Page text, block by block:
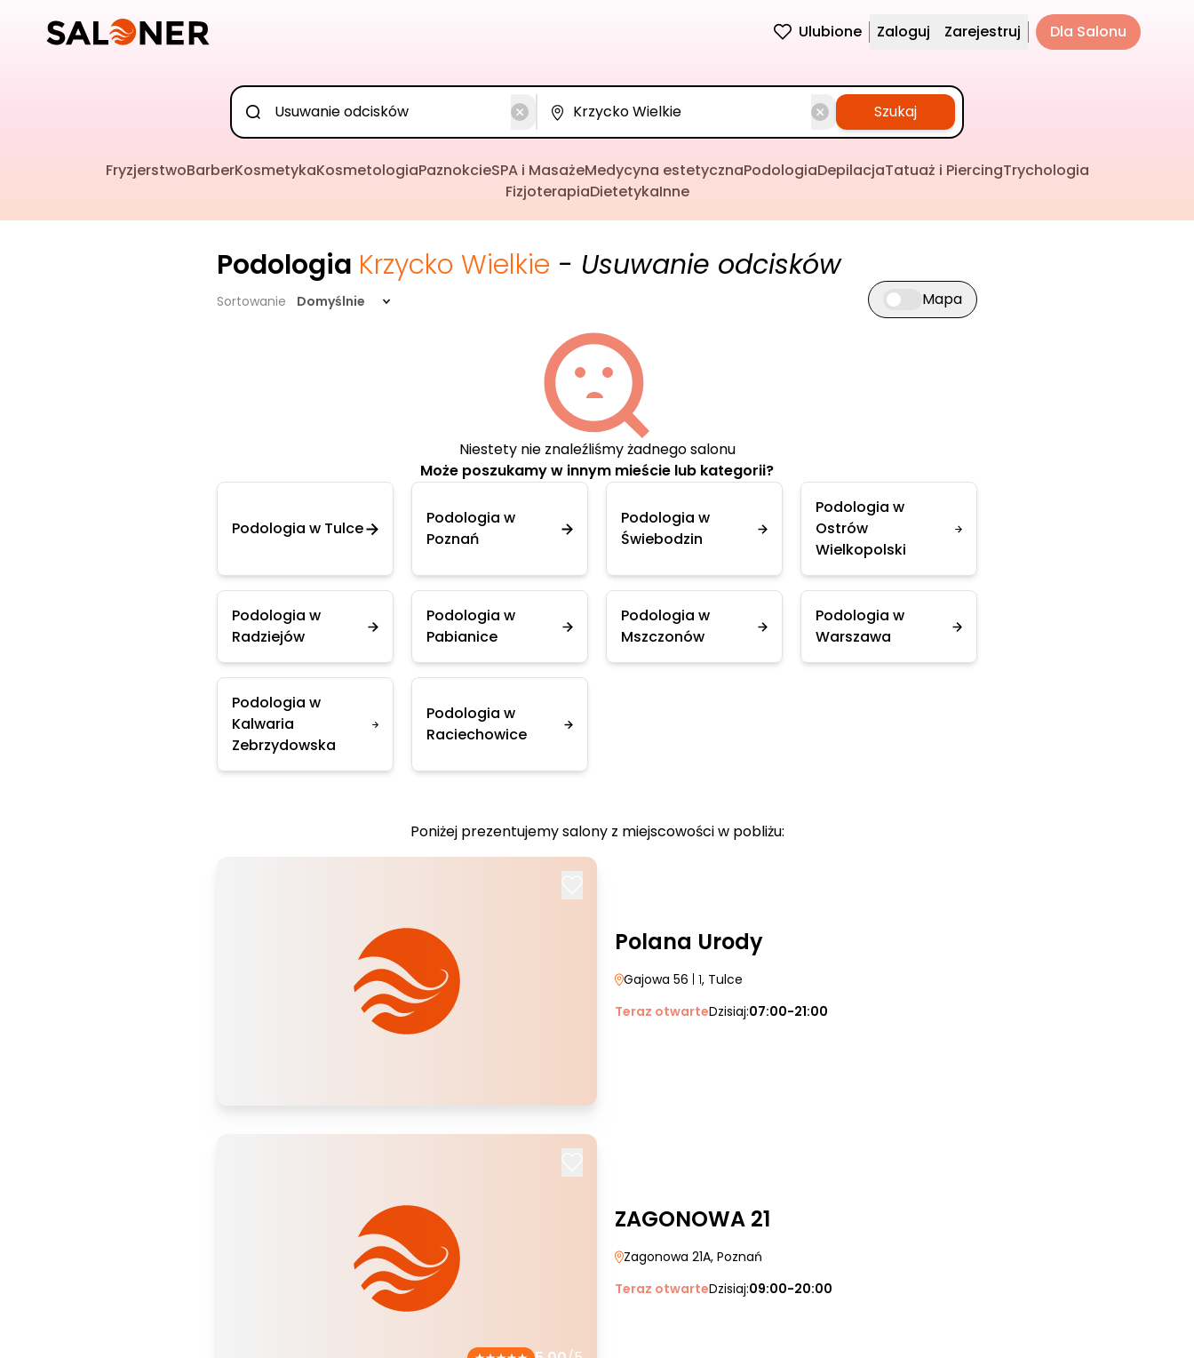
Ulubione Zaloguj Zarejestruj Dla Salonu
Szukaj
FryzjerstwoBarberKosmetykaKosmetologiaPaznokcieSPA i MasażeMedycyna estetycznaPodologiaDepilacjaTatuaż i PiercingTrychologia
FizjoterapiaDietetykaInne
Podologia Krzycko Wielkie - Usuwanie odcisków
Sortowanie Domyślnie Przełącz widok mapy
Mapa
Niestety nie znaleźliśmy żadnego salonu
Może poszukamy w innym mieście lub kategorii?
Podologia w Tulce
Podologia w
Poznań
Podologia w
Świebodzin
Podologia w
Ostrów
Wielkopolski
Podologia w
Radziejów
Podologia w
Pabianice
Podologia w
Mszczonów
Podologia w
Warszawa
Podologia w
Kalwaria
Zebrzydowska
Podologia w
Raciechowice
Poniżej prezentujemy salony z miejscowości w pobliżu:
Polana Urody
Gajowa 56 | 1, Tulce
Teraz otwarteDzisiaj:07:00-21:00
ZAGONOWA 21
Zagonowa 21A, Poznań
Teraz otwarteDzisiaj:09:00-20:00